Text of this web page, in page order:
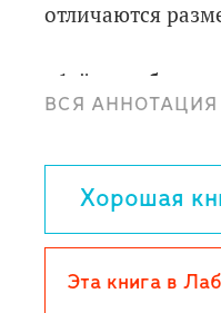
отличаются
- 1-й год
новых друзей
Попугая;
- 3-й год
Ворона, а также
ВСЯ АННОТАЦИЯ
Хорошая
Эта книга в